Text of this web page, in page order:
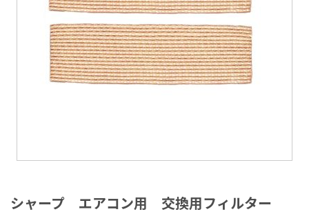
シャープ エアコン用 交換用フィルター
メ
ー